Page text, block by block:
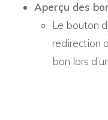
Aperçu des
Le bouton
redirection
bon lors